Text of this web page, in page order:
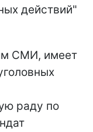
действий"
СМИ, имеет
раду по